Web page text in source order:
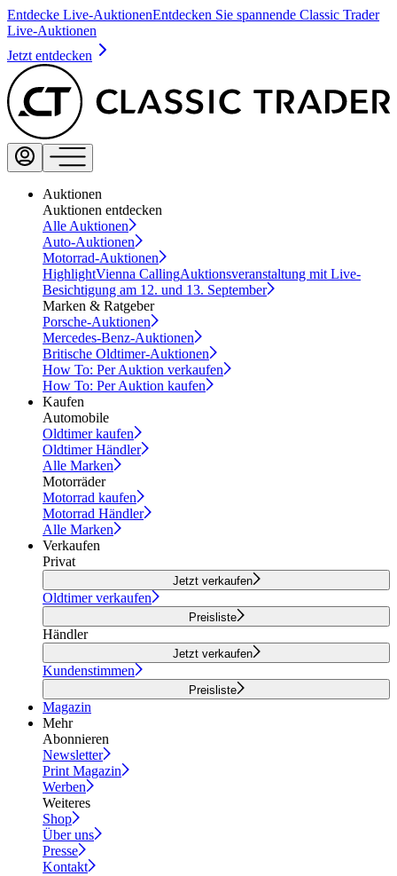
Entdecke Live-AuktionenEntdecken Sie spannende Classic Trader
Live-Auktionen
Jetzt entdecken
Auktionen
Auktionen entdecken
Alle Auktionen
Auto-Auktionen
Motorrad-Auktionen
HighlightVienna CallingAuktionsveranstaltung mit Live-
Besichtigung am 12. und 13. September
Marken & Ratgeber
Porsche-Auktionen
Mercedes-Benz-Auktionen
Britische Oldtimer-Auktionen
How To: Per Auktion verkaufen
How To: Per Auktion kaufen
Kaufen
Automobile
Oldtimer kaufen
Oldtimer Händler
Alle Marken
Motorräder
Motorrad kaufen
Motorrad Händler
Alle Marken
Verkaufen
Privat
Jetzt verkaufen
Oldtimer verkaufen
Preisliste
Händler
Jetzt verkaufen
Kundenstimmen
Preisliste
Magazin
Mehr
Abonnieren
Newsletter
Print Magazin
Werben
Weiteres
Shop
Über uns
Presse
Kontakt